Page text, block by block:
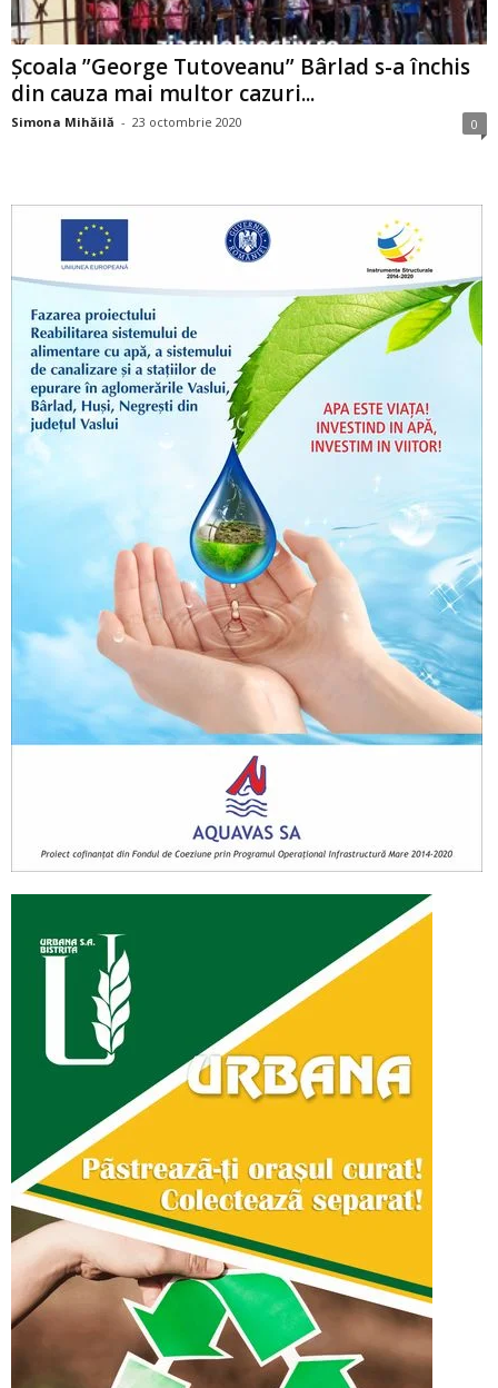
Școala ”George Tutoveanu” Bârlad s-a închis
din cauza mai multor cazuri...
Simona Mihăilă - 23 octombrie 2020 0